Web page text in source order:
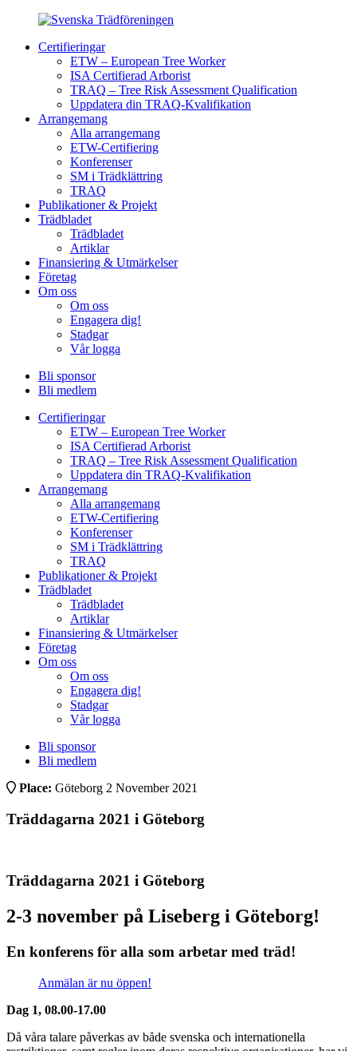
Certifieringar
ETW – European Tree Worker
ISA Certifierad Arborist
TRAQ – Tree Risk Assessment Qualification
Uppdatera din TRAQ-Kvalifikation
Arrangemang
Alla arrangemang
ETW-Certifiering
Konferenser
SM i Trädklättring
TRAQ
Publikationer & Projekt
Trädbladet
Trädbladet
Artiklar
Finansiering & Utmärkelser
Företag
Om oss
Om oss
Engagera dig!
Stadgar
Vår logga
Bli sponsor
Bli medlem
Certifieringar
ETW – European Tree Worker
ISA Certifierad Arborist
TRAQ – Tree Risk Assessment Qualification
Uppdatera din TRAQ-Kvalifikation
Arrangemang
Alla arrangemang
ETW-Certifiering
Konferenser
SM i Trädklättring
TRAQ
Publikationer & Projekt
Trädbladet
Trädbladet
Artiklar
Finansiering & Utmärkelser
Företag
Om oss
Om oss
Engagera dig!
Stadgar
Vår logga
Bli sponsor
Bli medlem
Place: Göteborg 2 November 2021
Träddagarna 2021 i Göteborg
Träddagarna 2021 i Göteborg
2-3 november på Liseberg i Göteborg!
En konferens för alla som arbetar med träd!
Anmälan är nu öppen!
Dag 1, 08.00-17.00
Då våra talare påverkas av både svenska och internationella